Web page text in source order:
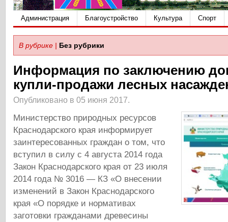
Администрация Благоустройство Культура Спорт
В рубрике | Без рубрики
Информация по заключению
купли-продажи лесных
Опубликовано в 05 июня 2017.
Министерство природных ресурсов
Краснодарского края информирует
заинтересованных граждан о том, что
вступил в силу с 4 августа 2014 года
Закон Краснодарского края от 23 июля
2014 года № 3016 — КЗ «О внесении
изменений в Закон Краснодарского
края «О порядке и нормативах
заготовки гражданами древесины